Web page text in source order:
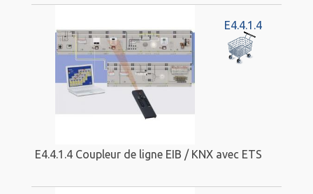
E4.4.1.4
E4.4.1.4 Coupleur de ligne EIB / KNX avec ETS